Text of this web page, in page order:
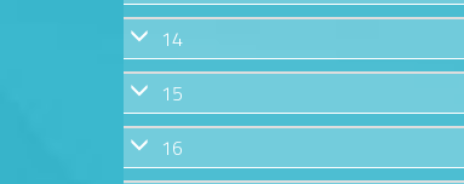
14
15
16